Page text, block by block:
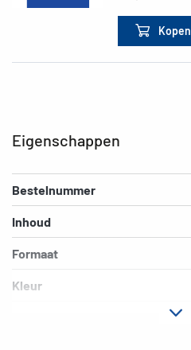
Kopen
Eigenschappen
Bestelnummer
Inhoud
Formaat
Kleur